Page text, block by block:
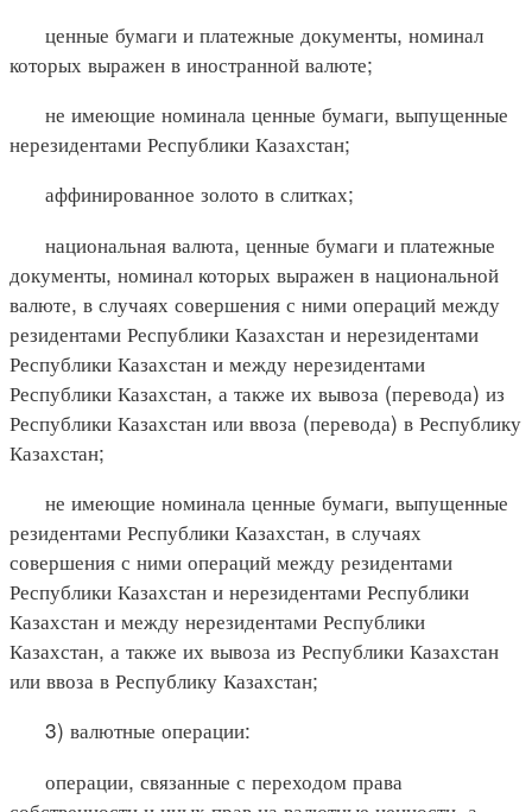
ценные бумаги и платежные документы, номинал
которых выражен в иностранной валюте;
не имеющие номинала ценные бумаги, выпущенные
нерезидентами Республики Казахстан;
аффинированное золото в слитках;
национальная валюта, ценные бумаги и платежные
документы, номинал которых выражен в национальной
валюте, в случаях совершения с ними операций между
резидентами Республики Казахстан и нерезидентами
Республики Казахстан и между нерезидентами
Республики Казахстан, а также их вывоза (перевода) из
Республики Казахстан или ввоза (перевода) в Республику
Казахстан;
не имеющие номинала ценные бумаги, выпущенные
резидентами Республики Казахстан, в случаях
совершения с ними операций между резидентами
Республики Казахстан и нерезидентами Республики
Казахстан и между нерезидентами Республики
Казахстан, а также их вывоза из Республики Казахстан
или ввоза в Республику Казахстан;
3) валютные операции:
операции, связанные с переходом права